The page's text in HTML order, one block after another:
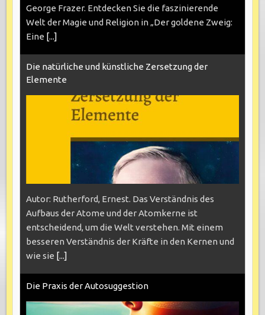
George Frazer. Entdecken Sie die faszinierende
Welt der Magie und Religion in „Der goldene Zweig:
Eine [...]
Die natürliche und künstliche Zersetzung der
Elemente
Autor: Rutherford, Ernest. Das Verständnis des
Aufbaus der Atome und der Atomkerne ist
entscheidend, um die Welt verstehen. Mit einem
besseren Verständnis der Kräfte in den Kernen und
wie sie [...]
Die Praxis der Autosuggestion